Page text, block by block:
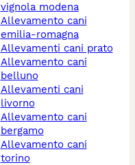
vignola modena
allevamento cani
emilia-romagna
allevamenti cani prato
allevamento cani
belluno
allevamenti cani
livorno
allevamento cani
bergamo
allevamento cani
torino